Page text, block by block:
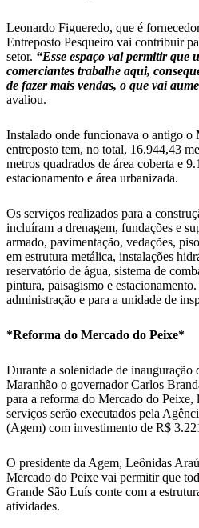
Leonardo Figueredo, que é
Entreposto Pesqueiro vai contribuir
setor. “Esse espaço vai permitir que
comerciantes trabalhe aqui,
de fazer mais vendas, o que vai
avaliou.
Instalado onde funcionava o antigo o
entreposto tem, no total, 16.944,43
metros quadrados de área coberta e
estacionamento e área urbanizada.
Os serviços realizados para a
incluíram a drenagem, fundações e
armado, pavimentação, vedações,
em estrutura metálica, instalações
reservatório de água, sistema de
pintura, paisagismo e
administração e para a unidade de
*Reforma do Mercado do Peixe*
Durante a solenidade de inauguração
Maranhão o governador Carlos
para a reforma do Mercado do
serviços serão executados pela
(Agem) com investimento de R$
O presidente da Agem, Leônidas
Mercado do Peixe vai permitir que
Grande São Luís conte com a
atividades.